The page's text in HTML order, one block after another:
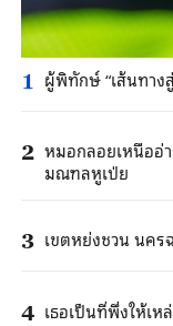
1 ผู้พิทักษ์ “เส้นทาง
2 หมอกลอยเหนืออ่า
มณฑลหูเป่ย
3 เขตหย่งชวน นคร
4 เธอเป็นที่พึ่งให้เห